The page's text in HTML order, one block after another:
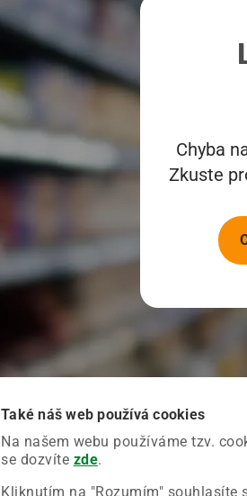
Také náš web používá cookies
Na našem webu používáme tzv.
se dozvíte zde.
Kliknutím na "Rozumím" souhlasíte
Chyba
Zkuste